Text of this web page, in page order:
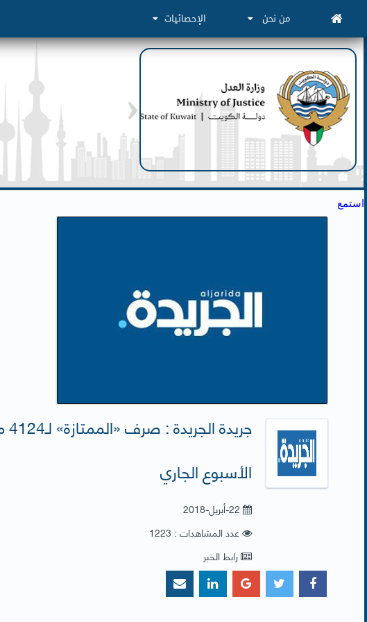
من نحن الإحصائيات
استمع
الأسبوع الجاري
22-أبريل-2018
عدد المشاهدات : 1223
رابط الخبر